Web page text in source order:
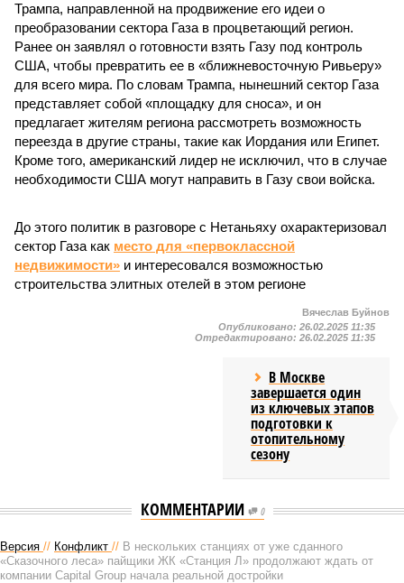
Трампа, направленной на продвижение его идеи о
преобразовании сектора Газа в процветающий регион.
Ранее он заявлял о готовности взять Газу под контроль
США, чтобы превратить ее в «ближневосточную Ривьеру»
для всего мира. По словам Трампа, нынешний сектор Газа
представляет собой «площадку для сноса», и он
предлагает жителям региона рассмотреть возможность
переезда в другие страны, такие как Иордания или Египет.
Кроме того, американский лидер не исключил, что в случае
необходимости США могут направить в Газу свои войска.
До этого политик в разговоре с Нетаньяху охарактеризовал
сектор Газа как место для «первоклассной
недвижимости» и интересовался возможностью
строительства элитных отелей в этом регионе
Вячеслав Буйнов
Опубликовано: 26.02.2025 11:35
Отредактировано: 26.02.2025 11:35
В Москве
завершается один
из ключевых этапов
подготовки к
отопительному
сезону
КОММЕНТАРИИ 0
Версия // Конфликт // В нескольких станциях от уже сданного
«Сказочного леса» пайщики ЖК «Станция Л» продолжают ждать от
компании Capital Group начала реальной достройки